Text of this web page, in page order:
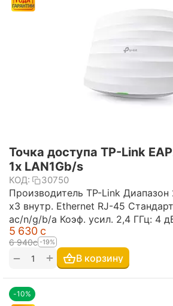
Точка доступа TP-Link
1x LAN1Gb/s
КОД: 30750
Производитель TP-Link
х3 внутр. Ethernet RJ-45
ac/n/g/b/a Коэф. усил. 2,4 ГГц: 4
5 630 с
6 940с -19%
+
− В корзину
-10%